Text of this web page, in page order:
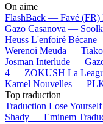
On aime
FlashBack — Favé (FR)
Gazo Casanova —
Heuss L'enfoiré Bécane
Werenoi Meuda —
Josman Interlude —
4 — ZOKUSH La
Kamel Nouvelles —
Top traduction
Traduction Lose
Shady — Eminem